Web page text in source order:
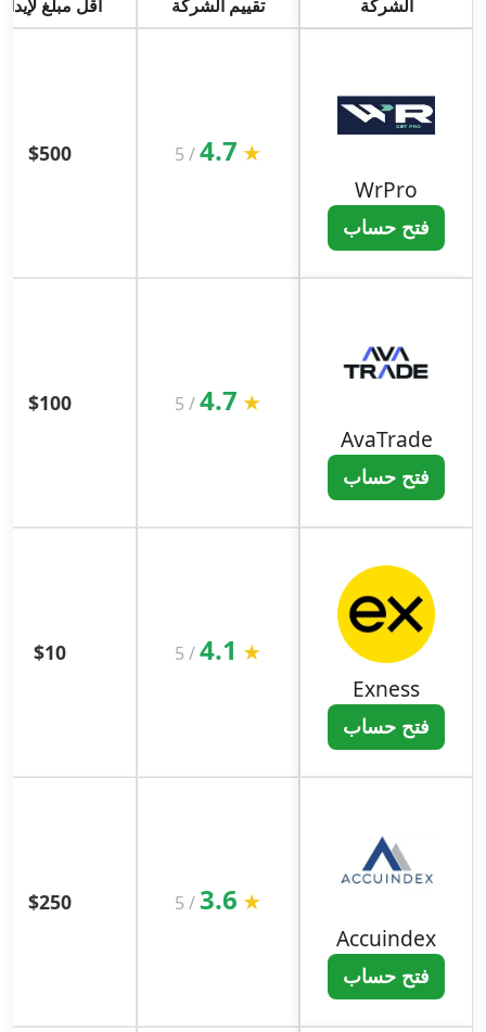
الشركة تقييم الشركة أقل مبلغ
WrPro
فتح حساب
★
4.7
/
5
$500
AvaTrade
فتح حساب
★
4.7
/
5
$100
Exness
فتح حساب
★
4.1
/
5
$10
Accuindex
فتح حساب
★
3.6
/
5
$250